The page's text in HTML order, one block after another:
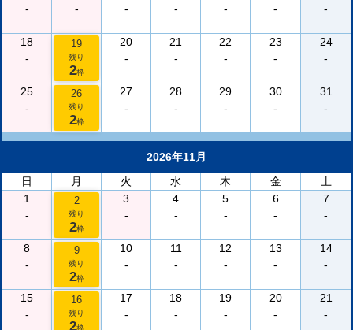
-
-
-
-
-
-
-
18
-
19
残り
2枠
20
-
21
-
22
-
23
-
24
-
25
-
26
残り
2枠
27
-
28
-
29
-
30
-
31
-
2026年11月
日
月 火 水 木 金
土
1
-
2
残り
2枠
3
-
4
-
5
-
6
-
7
-
8
-
9
残り
2枠
10
-
11
-
12
-
13
-
14
-
15
-
16
残り
2
17
-
18
-
19
-
20
-
21
-